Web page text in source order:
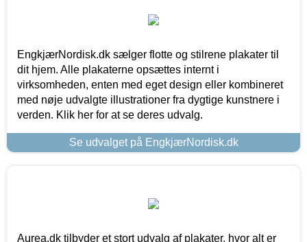
EngkjærNordisk.dk sælger flotte og stilrene plakater til
dit hjem. Alle plakaterne opsættes internt i
virksomheden, enten med eget design eller kombineret
med nøje udvalgte illustrationer fra dygtige kunstnere i
verden. Klik her for at se deres udvalg.
Se udvalget på EngkjærNordisk.dk
Aurea.dk tilbyder et stort udvalg af plakater, hvor alt er